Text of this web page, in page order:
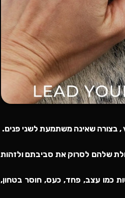
, בצורה שאינה משתמעת לשני פנים.
שלהם לסרוק את סביבתם ולזהות
כמו עצב, פחד, כעס, חוסר בטחון,